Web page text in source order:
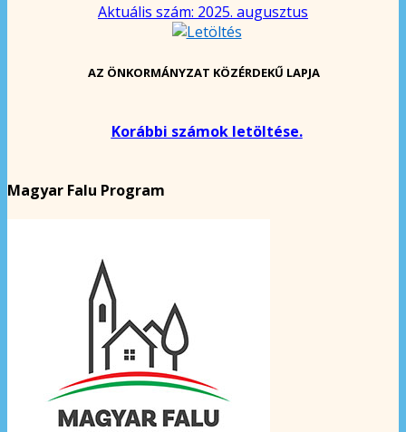
Aktuális szám: 2025. augusztus
AZ ÖNKORMÁNYZAT KÖZÉRDEKŰ LAPJA
Korábbi számok letöltése.
Magyar Falu Program